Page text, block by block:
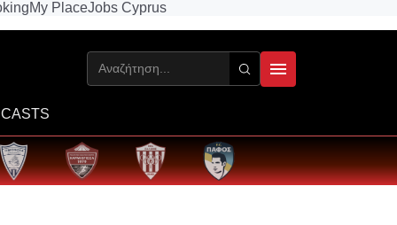
My PlaceJobs Cyprus